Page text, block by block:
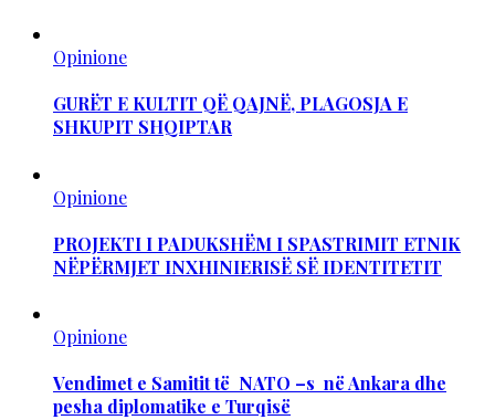
Opinione
GURËT E KULTIT QË QAJNË, PLAGOSJA E
SHKUPIT SHQIPTAR
Opinione
PROJEKTI I PADUKSHËM I SPASTRIMIT ETNIK
NËPËRMJET INXHINIERISË SË IDENTITETIT
Opinione
Vendimet e Samitit të NATO –s në Ankara dhe
pesha diplomatike e Turqisë